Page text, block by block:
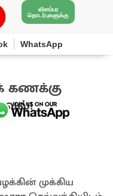
விளம்பர
தொடர்புகளுக்கு
WhatsApp
கணக்கு
முக்கிய